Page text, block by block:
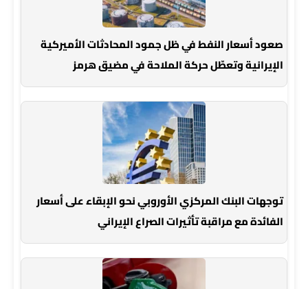
صعود أسعار النفط في ظل جمود المحادثات الأميركية
الإيرانية وتعطّل حركة الملاحة في مضيق هرمز
توجهات البنك المركزي الأوروبي نحو الإبقاء على أسعار
الفائدة مع مراقبة تأثيرات الصراع الإيراني